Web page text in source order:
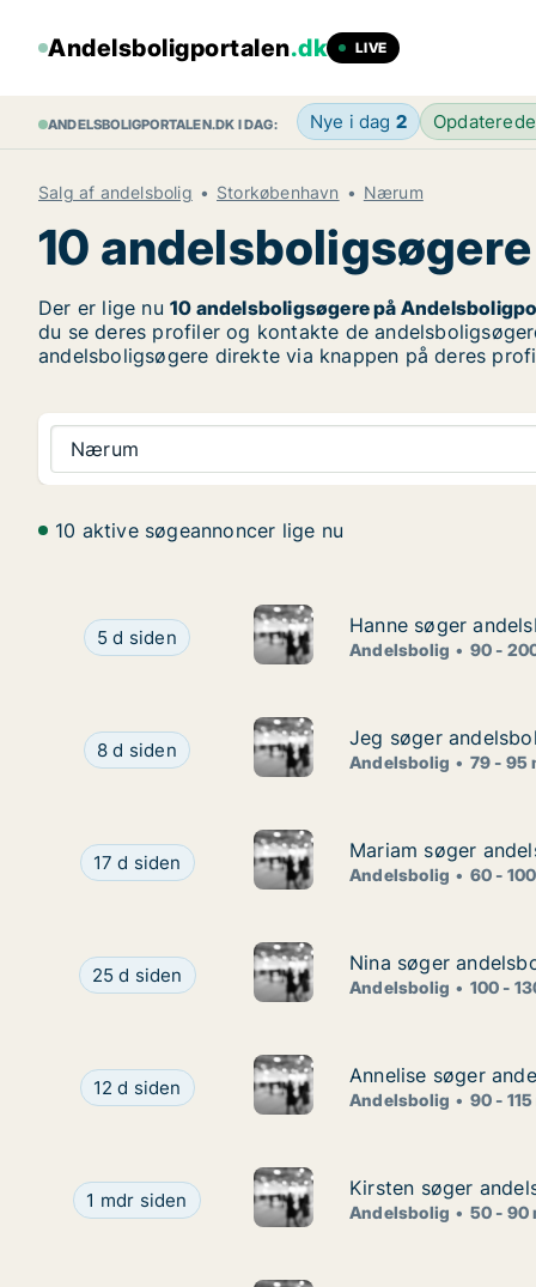
Andelsboligportalen.dk LIVE
ANDELSBOLIGPORTALEN.DK I DAG: Nye i dag 2
Salg af andelsbolig Storkøbenhavn Nærum
10
Der er lige nu 10 andelsboligsøgere på
du se deres profiler og kontakte de
andelsboligsøgere direkte via knappen på deres
Nærum
10 aktive søgeannoncer lige nu
Hanne søger andelsbolig i Nordsjælland
5 d siden
Hanne søger
Hanne søger
Andelsbolig 90 -
Jeg søger andelsbolig i Virum, Nærum eller
8 d siden
Jeg søger
Jeg søger
Andelsbolig 79 - 95
Mariam søger andelsbolig i Storkøbenhavn
17 d siden
Mariam søger
Mariam søger
Andelsbolig 60 -
Nina søger andelsbolig i Rudersdal
25 d siden
Nina søger
Nina søger
Andelsbolig 100 -
Annelise søger andelsbolig i Gentofte eller
12 d siden
Annelise søger
Annelise søger
Andelsbolig 90 - 115
Kirsten søger andelsbolig i Storkøbenhavn
1 mdr siden
Kirsten søger
Kirsten søger
Andelsbolig 50 - 90